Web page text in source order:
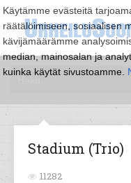
Käytämme evästeitä
räätälöimiseen, sosiaalisen
kävijämäärämme
median, mainosalan ja
kuinka käytät sivustoamme.
Stadium (Trio)
11282